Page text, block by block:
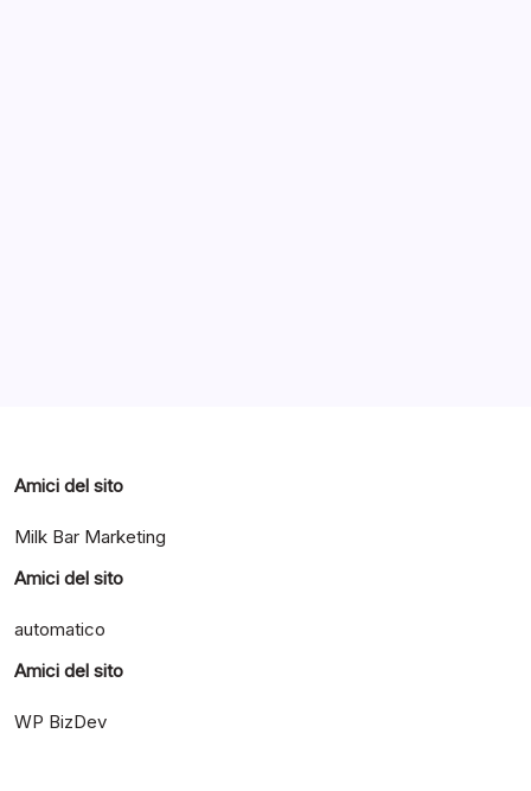
Amici del sito
Milk Bar Marketing
Amici del sito
automatico
Amici del sito
WP BizDev